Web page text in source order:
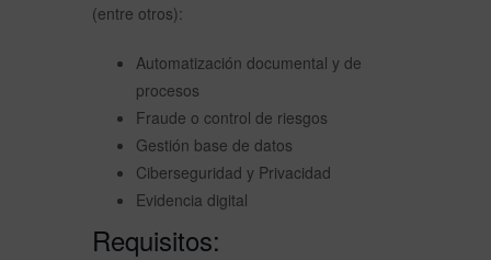
(entre otros):
Automatización documental y de
procesos
Fraude o control de riesgos​
Gestión base de datos
Ciberseguridad y Privacidad
Evidencia digital
Requisitos: